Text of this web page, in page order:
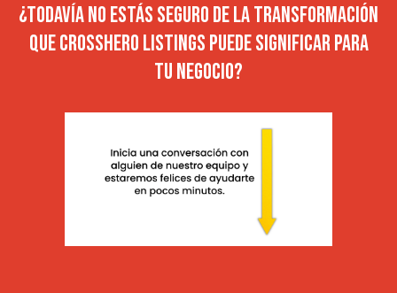
¿TODAVÍA NO ESTÁS SEGURO DE LA TRANSFORMACIÓN
QUE CROSSHERO LISTINGS PUEDE SIGNIFICAR PARA
TU NEGOCIO?